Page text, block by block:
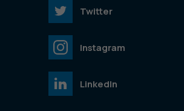
Twitter
Instagram
LinkedIn